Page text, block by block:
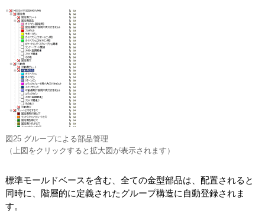
図25 グループによる部品管理
（上図をクリックすると拡大図が表示されます）
標準モールドベースを含む、全ての金型部品は、配置されると
同時に、階層的に定義されたグループ構造に自動登録されま
す。